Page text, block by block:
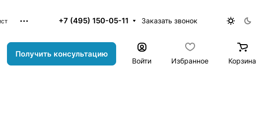
+7 (495) 150-05-11 Заказать звонок
Получить консультацию
Войти Избранное Корзина